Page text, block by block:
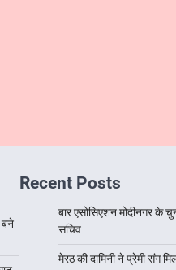
बने
Recent Posts
बार एसोसिएशन मोदीनगर के
सचिव
मेरठ की दामिनी ने प्रेमी संग